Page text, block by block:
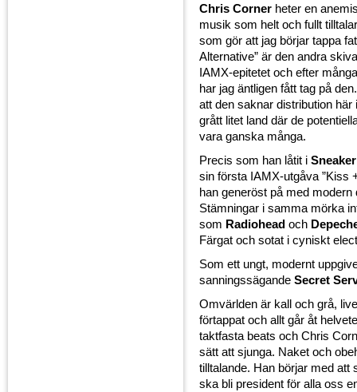
Chris Corner heter en
musik som helt och fullt
som gör att jag börjar tappa
Alternative” är den andra
IAMX-epitetet och efter
har jag äntligen fått tag på
att den saknar distribution här
grått litet land där de
vara ganska många.
Precis som han låtit i
sin första IAMX-utgåva ”Kiss
han generöst på med
Stämningar i samma mörka
som Radiohead och
Färgat och sotat i cyniskt
Som ett ungt, modernt
sanningssägande Secret
Omvärlden är kall och grå,
förtappat och allt går åt
taktfasta beats och Chris
sätt att sjunga. Naket och
tilltalande. Han börjar med att
ska bli president för alla oss